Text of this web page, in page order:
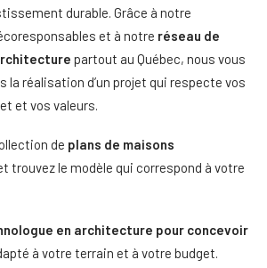
durable. Grâce à notre
et à notre réseau de
partout au Québec, nous vous
la réalisation d’un projet qui respecte vos
et vos valeurs.
de plans de maisons
trouvez le modèle qui correspond à votre
en architecture pour concevoir
à votre terrain et à votre budget.